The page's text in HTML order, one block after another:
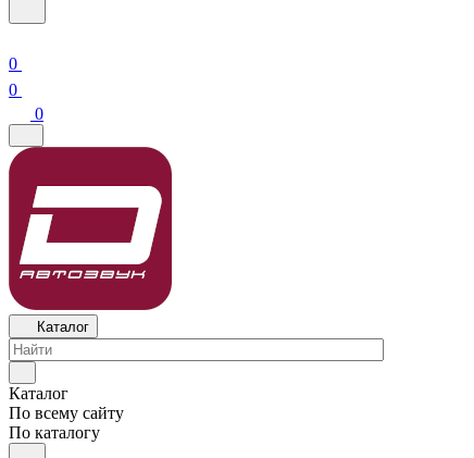
0
0
0
Каталог
Каталог
По всему сайту
По каталогу